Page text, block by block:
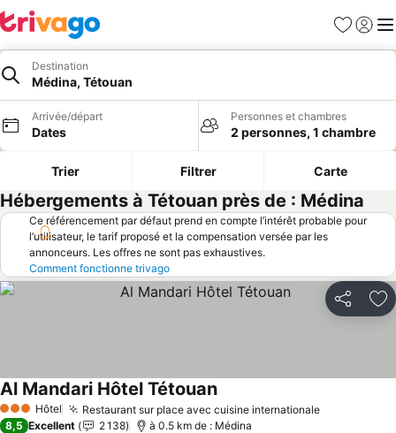
Favoris
Se
Destination
Médina, Tétouan
Arrivée/départ
Dates
Personnes et chambres
2 personnes, 1 chambre
Trier Filtrer Carte
Hébergements à Tétouan près de : Médina
Ce référencement par défaut prend en compte l’intérêt probable pour
l’utilisateur, le tarif proposé et la compensation versée par les
annonceurs. Les offres ne sont pas exhaustives.
Comment fonctionne trivago
Partager
3 ÉtoilesHôtel Restaurant sur place avec cuisine internationaleConsulter
Al Mandari Hôtel TétouanConsulter les prix
8,5 Excellent 2 138 à 0.5 km de : Médina